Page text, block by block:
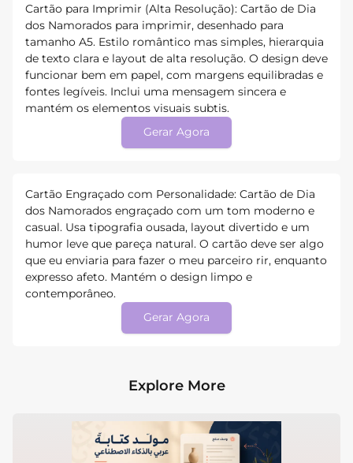
Cartão para Imprimir (Alta Resolução): Cartão de Dia
dos Namorados para imprimir, desenhado para
tamanho A5. Estilo romântico mas simples, hierarquia
de texto clara e layout de alta resolução. O design deve
funcionar bem em papel, com margens equilibradas e
fontes legíveis. Inclui uma mensagem sincera e
mantém os elementos visuais subtis.
Gerar Agora
Cartão Engraçado com Personalidade: Cartão de Dia
dos Namorados engraçado com um tom moderno e
casual. Usa tipografia ousada, layout divertido e um
humor leve que pareça natural. O cartão deve ser algo
que eu enviaria para fazer o meu parceiro rir, enquanto
expresso afeto. Mantém o design limpo e
contemporâneo.
Gerar Agora
Explore More